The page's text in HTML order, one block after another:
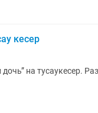
кесер
на тусаукесер.